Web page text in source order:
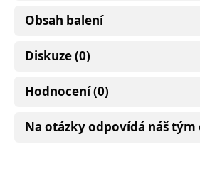
Obsah balení
Diskuze (0)
Hodnocení (0)
Na otázky odpovídá náš